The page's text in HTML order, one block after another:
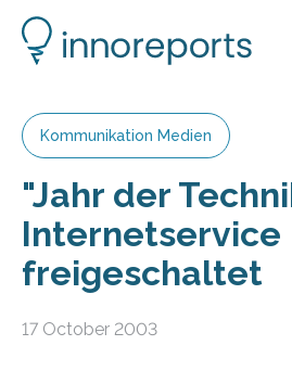
Kommunikation Medien
"Jahr der
Internetservice
freigeschaltet
17 October 2003